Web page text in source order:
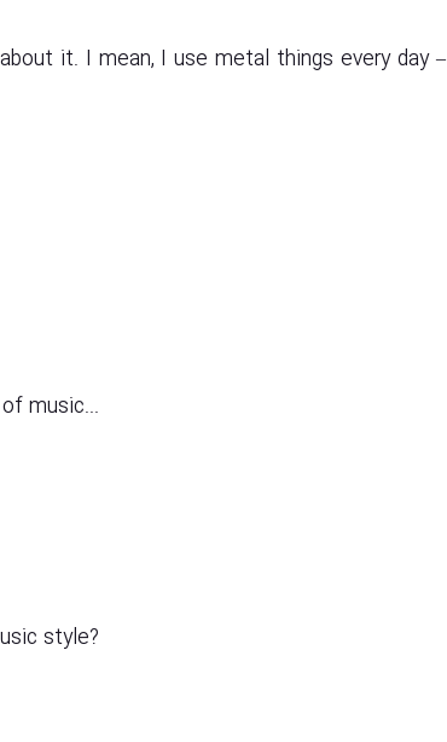
it. I mean, I use metal things every day –
music...
style?